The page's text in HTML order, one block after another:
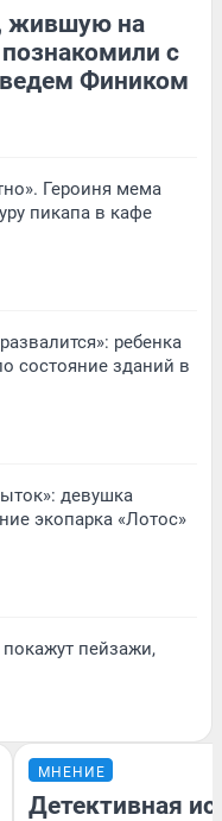
жившую на
с
Фиником
Героиня мема
пикапа в кафе
ребенка
состояние зданий в
девушка
экопарка «Лотос»
покажут пейзажи,
МНЕНИЕ
Детективная